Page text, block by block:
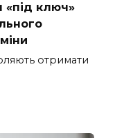
«під ключ»
отримати